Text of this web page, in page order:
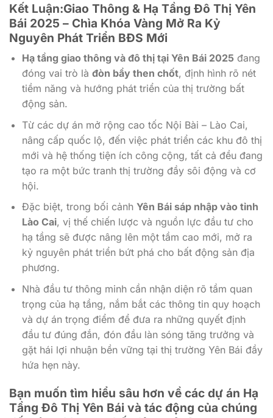
Kết Luận:Giao Thông & Hạ Tầng Đô Thị Yên
Bái 2025 – Chìa Khóa Vàng Mở Ra Kỷ
Nguyên Phát Triển BĐS Mới
Hạ tầng giao thông và đô thị tại Yên Bái 2025 đang
đóng vai trò là đòn bẩy then chốt, định hình rõ nét
tiềm năng và hướng phát triển của thị trường bất
động sản.
Từ các dự án mở rộng cao tốc Nội Bài – Lào Cai,
nâng cấp quốc lộ, đến việc phát triển các khu đô thị
mới và hệ thống tiện ích công cộng, tất cả đều đang
tạo ra một bức tranh thị trường đầy sôi động và cơ
hội.
Đặc biệt, trong bối cảnh Yên Bái sáp nhập vào tỉnh
Lào Cai, vị thế chiến lược và nguồn lực đầu tư cho
hạ tầng sẽ được nâng lên một tầm cao mới, mở ra
kỷ nguyên phát triển bứt phá cho bất động sản địa
phương.
Nhà đầu tư thông minh cần nhận diện rõ tầm quan
trọng của hạ tầng, nắm bắt các thông tin quy hoạch
và dự án trọng điểm để đưa ra những quyết định
đầu tư đúng đắn, đón đầu làn sóng tăng trưởng và
gặt hái lợi nhuận bền vững tại thị trường Yên Bái đầy
hứa hẹn này.
Bạn muốn tìm hiểu sâu hơn về các dự án Hạ
Tầng Đô Thị Yên Bái và tác động của chúng